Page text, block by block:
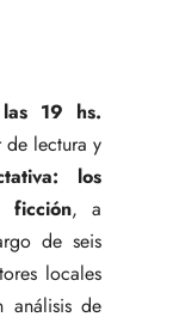
19 hs.
de lectura y
los
ficción, a
de seis
locales
análisis de